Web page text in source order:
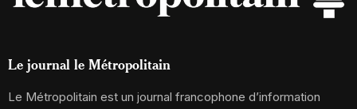
Le journal le Métropolitain
Le Métropolitain est un journal francophone d’information